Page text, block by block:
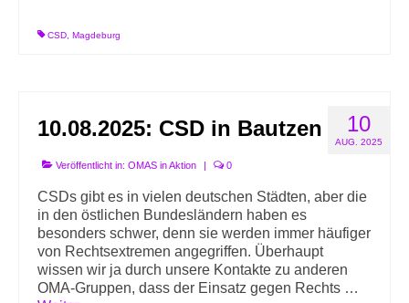
CSD Magdeburg
10
AUG. 2025
10.08.2025: CSD in Bautzen
Veröffentlicht in: OMAS in Aktion | 0
CSDs gibt es in vielen deutschen Städten, aber die
in den östlichen Bundesländern haben es
besonders schwer, denn sie werden immer häufiger
von Rechtsextremen angegriffen. Überhaupt
wissen wir ja durch unsere Kontakte zu anderen
OMA-Gruppen, dass der Einsatz gegen Rechts …